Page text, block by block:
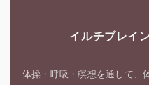
イルチブレイ
体操・呼吸・瞑想を通して、